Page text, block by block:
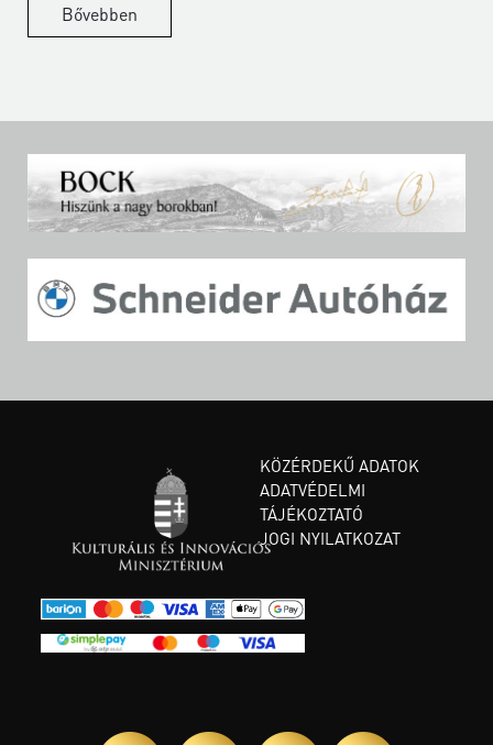
Bővebben
KÖZÉRDEKŰ ADATOK
ADATVÉDELMI
TÁJÉKOZTATÓ
JOGI NYILATKOZAT